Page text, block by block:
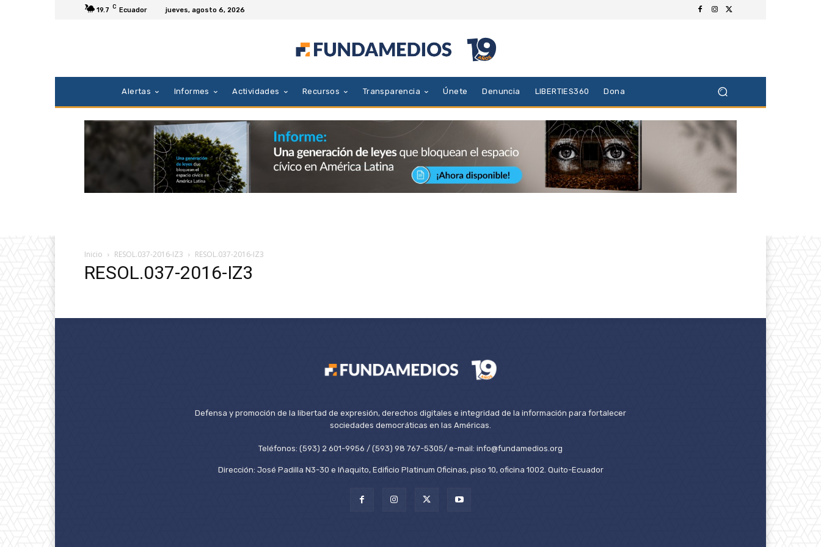
19.7 C Ecuador jueves, agosto 6, 2026
Alertas Informes Actividades Recursos Transparencia Únete Denuncia LIBERTIES360 Dona
Inicio RESOL.037-2016-IZ3 RESOL.037-2016-IZ3
RESOL.037-2016-IZ3
Defensa y promoción de la libertad de expresión, derechos digitales e integridad de la información para fortalecer
sociedades democráticas en las Américas.
Teléfonos: (593) 2 601-9956 / (593) 98 767-5305/ e-mail: info@fundamedios.org
Dirección: José Padilla N3-30 e Iñaquito, Edificio Platinum Oficinas, piso 10, oficina 1002. Quito-Ecuador